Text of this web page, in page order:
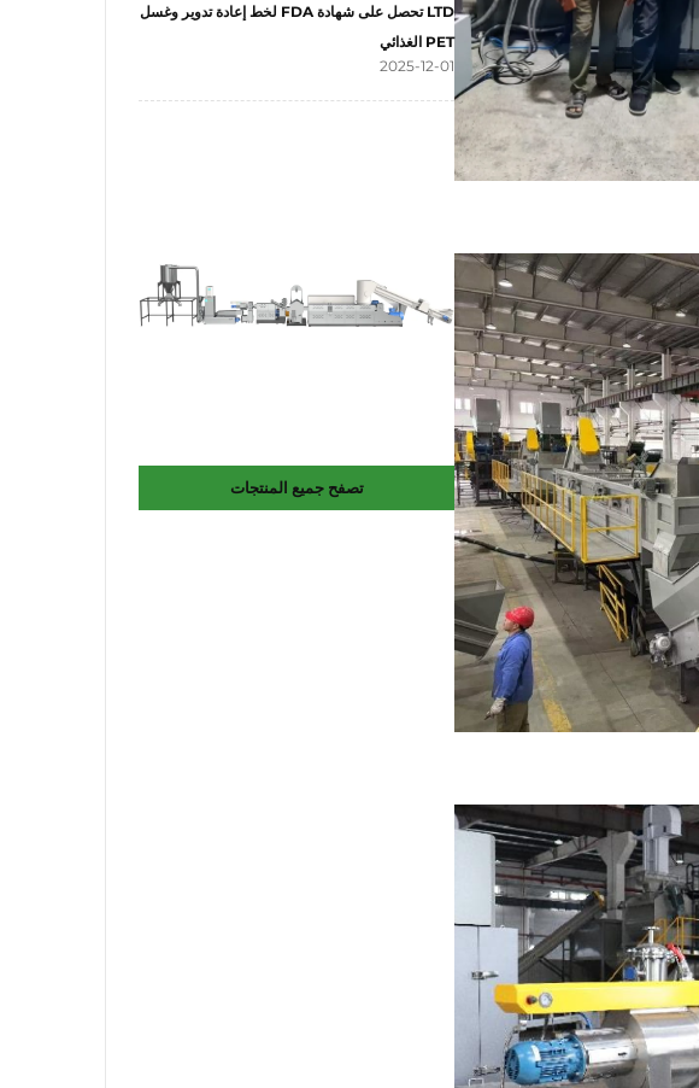
LTD تحصل على شهادة FDA لخط إعادة تدوير وغسل
PET الغذائي
2025-12-01
تصفح جميع المنتجات